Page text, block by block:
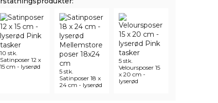
10 stk.
Satinposer 12 x
15 cm - lyserød
5 stk.
Satinposer 18 x
24 cm - lyserød
5 stk.
Veloursposer 15
x 20 cm -
lyserød